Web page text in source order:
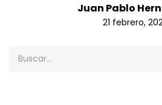
Juan Pablo
21 febrero,